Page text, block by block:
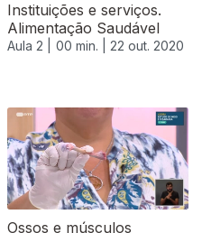
Instituições e serviços.
Alimentação Saudável
Aula 2 | 00 min. | 22 out. 2020
Ossos e músculos